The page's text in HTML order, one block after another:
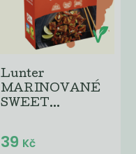
Lunter
MARINOVANÉ
SWEET...
39 Kč